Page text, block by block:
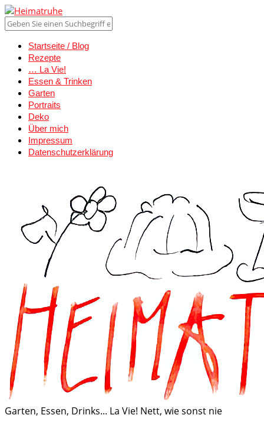
Startseite / Blog
Rezepte
… La Vie!
Essen & Trinken
Garten
Portraits
Deko
Über mich
Impressum
Datenschutzerklärung
Garten, Essen, Drinks... La Vie! Nett, wie sonst nie